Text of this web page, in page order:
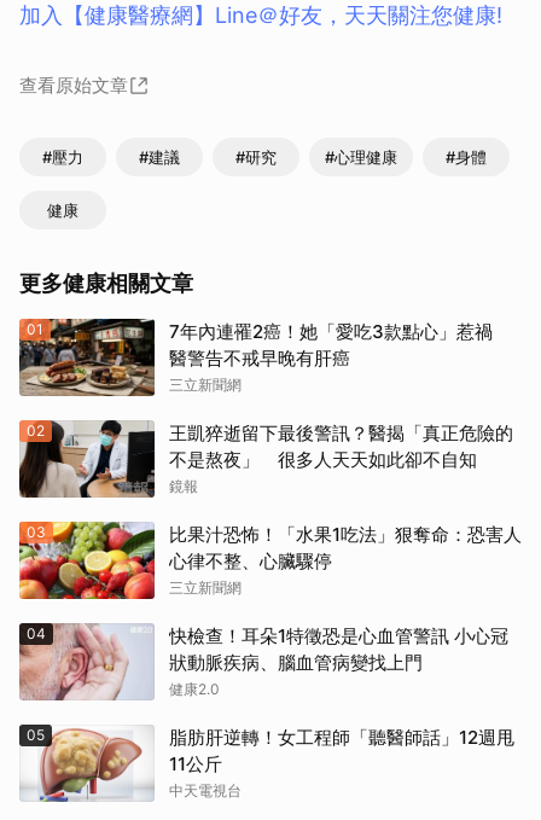
加入【健康醫療網】Line＠好友，天天關注您健康!
查看原始文章
#壓力 #建議 #研究 #心理健康 #身體
健康
更多健康相關文章
01
7年內連罹2癌！她「愛吃3款點心」惹禍
醫警告不戒早晚有肝癌
三立新聞網
02
王凱猝逝留下最後警訊？醫揭「真正危險的
不是熬夜」 很多人天天如此卻不自知
鏡報
03
比果汁恐怖！「水果1吃法」狠奪命：恐害人
心律不整、心臟驟停
三立新聞網
04
快檢查！耳朵1特徵恐是心血管警訊 小心冠
狀動脈疾病、腦血管病變找上門
健康2.0
05
脂肪肝逆轉！女工程師「聽醫師話」12週甩
11公斤
中天電視台